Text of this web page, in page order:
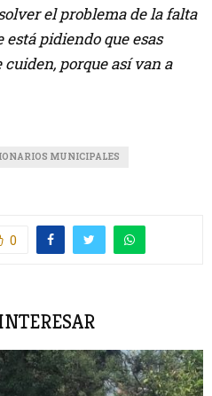
el problema de la falta
pidiendo que esas
porque así van a
MUNICIPALES
0